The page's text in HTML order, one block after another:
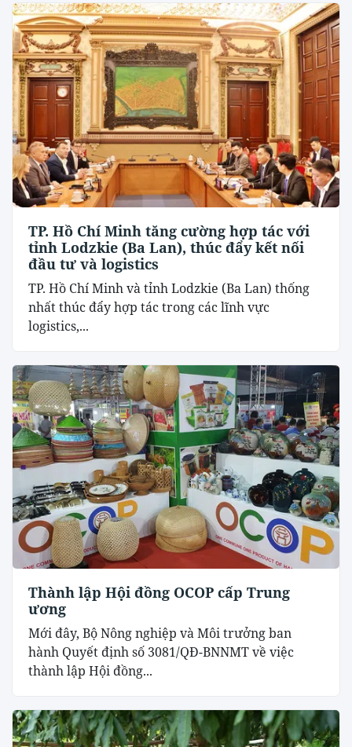
TP. Hồ Chí Minh tăng cường hợp tác với
tỉnh Lodzkie (Ba Lan), thúc đẩy kết nối
đầu tư và logistics
TP. Hồ Chí Minh và tỉnh Lodzkie (Ba Lan) thống
nhất thúc đẩy hợp tác trong các lĩnh vực
logistics,...
Thành lập Hội đồng OCOP cấp Trung
ương
Mới đây, Bộ Nông nghiệp và Môi trưởng ban
hành Quyết định số 3081/QĐ-BNNMT về việc
thành lập Hội đồng...